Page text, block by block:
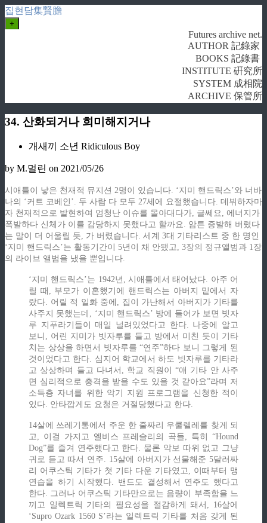
집현담集賢膽
+
Futures archive net.
AUTHOR 記錄家
BOOKS 記錄書
INSTITUTE 硏究所
SYSTEM 成相院
ARCHIVE 保管所
34. 산화되거나 희미해지거나
개새끼 소년 Ridiculous Boy
by M.멀린 on 2021/05/26
시애틀이 낳은 천재적 뮤지션 2명이 있습니다. ‘지미 핸드릭스’와 너바
나의 ‘커트 코베인’. 두 사람 다 모두 27세에 요절했습니다. 데뷔하자마
자 천재적으로 발현하여 엄청난 이슈를 몰아대다가, 글쎄요, 에너지가
폭발하다 신체가 이를 감당하지 못했다고 할까요. 암튼 증발해 버렸다
는 말이 더 어울릴 듯, 가 버렸습니다. 세계 3대 기타리스트 중 한 명인
‘지미 핸드릭스’는 활동기간이 5년이 채 안됐고, 3장의 정규앨범과 1장
의 라이브 앨범을 냈을 뿐입니다.
‘지미 핸드릭스’는 1942년, 시애틀에서 태어났다. 아주 어
릴 때, 부모가 이혼했기에 핸드릭스는 아버지 밑에서 자
랐다. 어릴 적 일화 중에, 집이 가난해서 아버지가 기타를
사주지 못했는데, ‘지미 핸드릭스’ 방에 들어가 보면 빗자
루 지푸라기들이 매일 널려있었다고 한다. 나중에 알고
보니, 어린 지미가 빗자루를 들고 방에서 미친 듯이 기타
치는 상상을 하면서 빗자루를 “연주”하다 보니 그렇게 된
것이었다고 한다. 심지어 학교에서 하도 빗자루를 기타라
고 상상하며 들고 다녀서, 학교 직원이 “얘 기타 안 사주
면 심리적으로 충격을 받을 수도 있을 것 같아요”라며 저
소득층 자녀를 위한 악기 지원 프로그램을 신청한 적이
있다. 안타깝게도 요청은 거절당했다고 한다.
14살에 쓰레기통에서 주운 한 줄짜리 우쿨렐레를 찾게 되
고, 이걸 가지고 엘비스 프레슬리의 곡들, 특히 “Hound
Dog”를 즐겨 연주했다고 한다. 물론 악보 따위 없고 그냥
귀로 듣고 따서 연주. 15살에 아버지가 선물해준 5달러짜
리 어쿠스틱 기타가 첫 기타 다운 기타였고, 이때부터 맹
연습을 하기 시작했다. 밴드도 결성해서 연주도 했다고
한다. 그러나 어쿠스틱 기타만으로는 음량이 부족함을 느
끼고 일렉트릭 기타의 필요성을 절감하게 돼서, 16살에
‘Supro Ozark 1560 S’라는 일렉트릭 기타를 처음 갖게 된